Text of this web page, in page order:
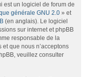
est un logiciel de forum de
générale GNU 2.0 » et
(en anglais). Le logiciel
sur internet et phpBB
responsable de la
que nous n’acceptons
veuillez consulter